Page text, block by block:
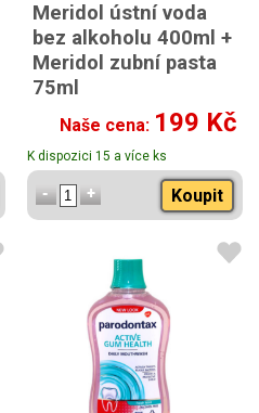
Meridol ústní voda
bez alkoholu 400ml +
Meridol zubní pasta
75ml
Naše cena: 199 Kč
K dispozici 15 a více ks
Koupit